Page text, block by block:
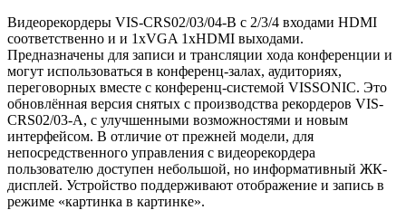
Видеорекордеры VIS-CRS02/03/04-B с 2/3/4 входами HDMI
соответственно и и 1xVGA 1xHDMI выходами.
Предназначены для записи и трансляции хода конференции и
могут использоваться в конференц-залах, аудиториях,
переговорных вместе с конференц-системой VISSONIC. Это
обновлённая версия снятых с производства рекордеров VIS-
CRS02/03-A, с улучшенными возможностями и новым
интерфейсом. В отличие от прежней модели, для
непосредственного управления с видеорекордера
пользователю доступен небольшой, но информативный ЖК-
дисплей. Устройство поддерживают отображение и запись в
режиме «картинка в картинке».